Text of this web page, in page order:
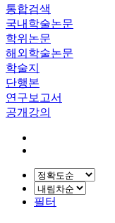
통합검색
국내학술논문
학위논문
해외학술논문
학술지
단행본
연구보고서
공개강의
필터